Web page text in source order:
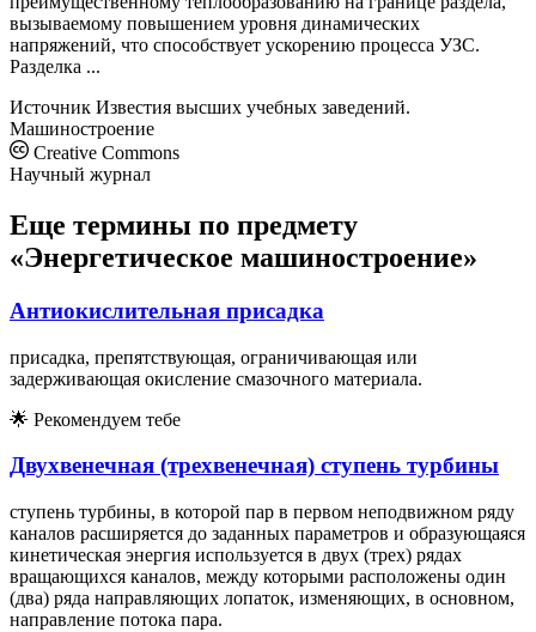
вызываемому повышением уровня динамических
напряжений, что способствует ускорению процесса УЗС.
Разделка ...
Источник Известия высших учебных заведений.
Машиностроение
Creative Commons
Научный журнал
Еще термины по предмету
«Энергетическое машиностроение»
Антиокислительная присадка
присадка, препятствующая, ограничивающая или
задерживающая окисление смазочного материала.
🌟 Рекомендуем тебе
Двухвенечная (трехвенечная) ступень турбины
ступень турбины, в которой пар в первом неподвижном ряду
каналов расширяется до заданных параметров и образующаяся
кинетическая энергия используется в двух (трех) рядах
вращающихся каналов, между которыми расположены один
(два) ряда направляющих лопаток, изменяющих, в основном,
направление потока пара.